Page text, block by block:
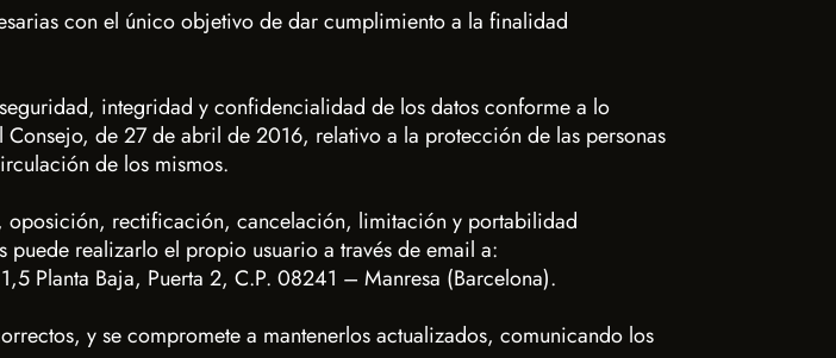
con el único objetivo de dar cumplimiento a la finalidad
integridad y confidencialidad de los datos conforme a lo
de 27 de abril de 2016, relativo a la protección de las personas
de los mismos.
oposición, rectificación, cancelación, limitación y portabilidad
realizarlo el propio usuario a través de email a:
Planta Baja, Puerta 2, C.P. 08241 – Manresa (Barcelona).
y se compromete a mantenerlos actualizados, comunicando los